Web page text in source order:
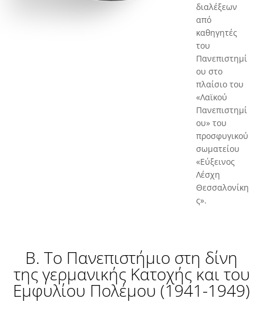
διαλέξεων
από
καθηγητές
του
Πανεπιστημί
ου στο
πλαίσιο του
«Λαϊκού
Πανεπιστημί
ου» του
προσφυγικού
σωματείου
«Εύξεινος
Λέσχη
Θεσσαλονίκη
ς».
Β. Το Πανεπιστήμιο στη δίνη
της γερμανικής Κατοχής και του
Εμφυλίου Πολέμου (1941-1949)